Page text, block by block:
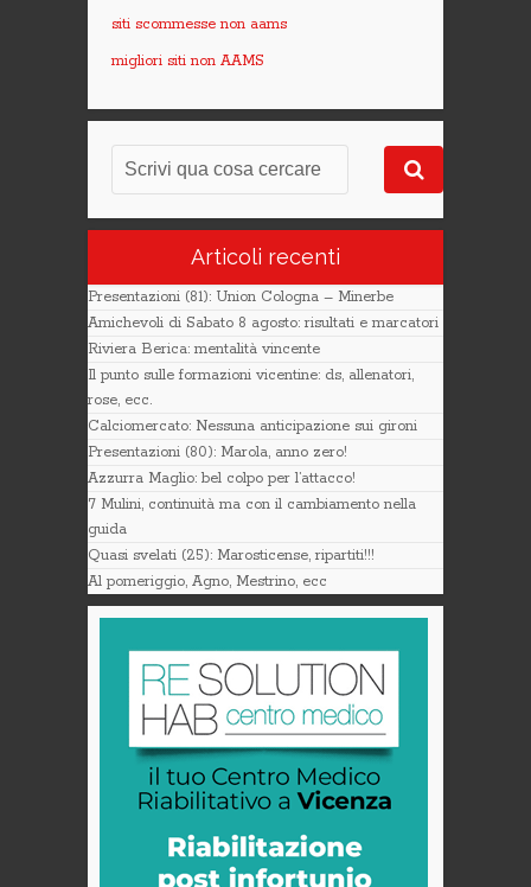
siti scommesse non aams
migliori siti non AAMS
Articoli recenti
Presentazioni (81): Union Cologna – Minerbe
Amichevoli di Sabato 8 agosto: risultati e marcatori
Riviera Berica: mentalità vincente
Il punto sulle formazioni vicentine: ds, allenatori,
rose, ecc.
Calciomercato: Nessuna anticipazione sui gironi
Presentazioni (80): Marola, anno zero!
Azzurra Maglio: bel colpo per l’attacco!
7 Mulini, continuità ma con il cambiamento nella
guida
Quasi svelati (25): Marosticense, ripartiti!!!
Al pomeriggio, Agno, Mestrino, ecc